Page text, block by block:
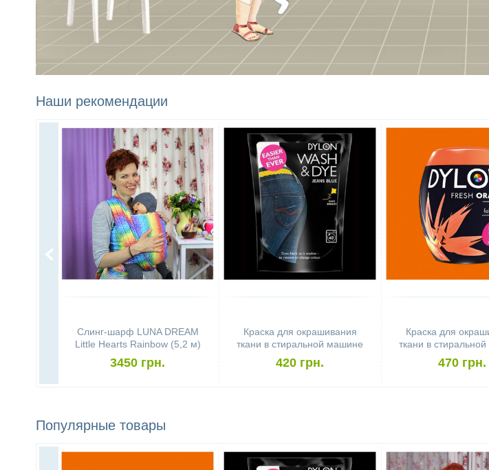
Наши рекомендации
Слинг-шарф LUNA DREAM
Little Hearts Rainbow (5,2 м)
3450 грн.
Краска для окрашивания
ткани в стиральной машине
DYLON Wash & Dye Jeans
Blue
420 грн.
Краска для
ткани в
DYLON Machine
Orange
470 грн.
Популярные товары